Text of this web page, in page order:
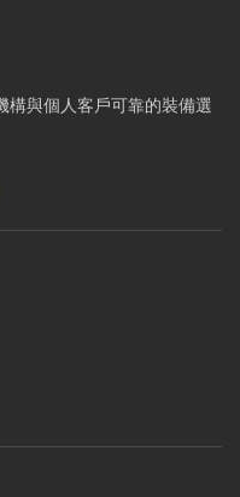
構與個人客戶可靠的裝備選